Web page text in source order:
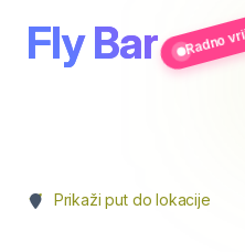
Fly Bar Radno
Prikaži put do lokacije